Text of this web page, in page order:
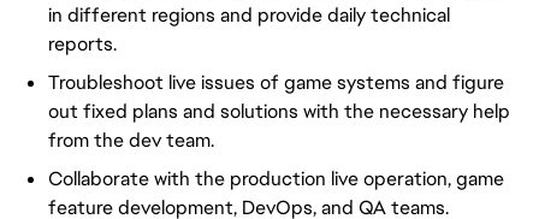
in different regions and provide daily technical
reports.
Troubleshoot live issues of game systems and figure
out fixed plans and solutions with the necessary help
from the dev team.
Collaborate with the production live operation, game
feature development, DevOps, and QA teams.